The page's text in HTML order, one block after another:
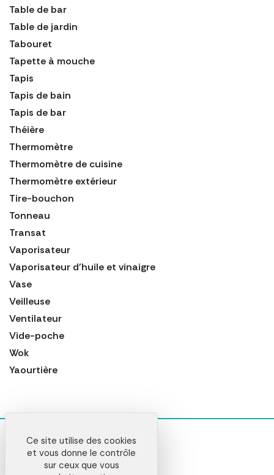
Table de bar
Table de jardin
Tabouret
Tapette à mouche
Tapis
Tapis de bain
Tapis de bar
Théière
Thermomètre
Thermomètre de cuisine
Thermomètre extérieur
Tire-bouchon
Tonneau
Transat
Vaporisateur
Vaporisateur d'huile et vinaigre
Vase
Veilleuse
Ventilateur
Vide-poche
Wok
Yaourtière
Ce site utilise des cookies
et vous donne le contrôle
sur ceux que vous